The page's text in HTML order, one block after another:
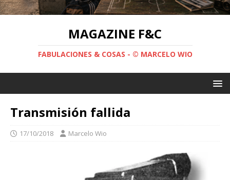
MAGAZINE F&C
FABULACIONES & COSAS - © MARCELO WIO
Transmisión fallida
17/10/2018 Marcelo Wio